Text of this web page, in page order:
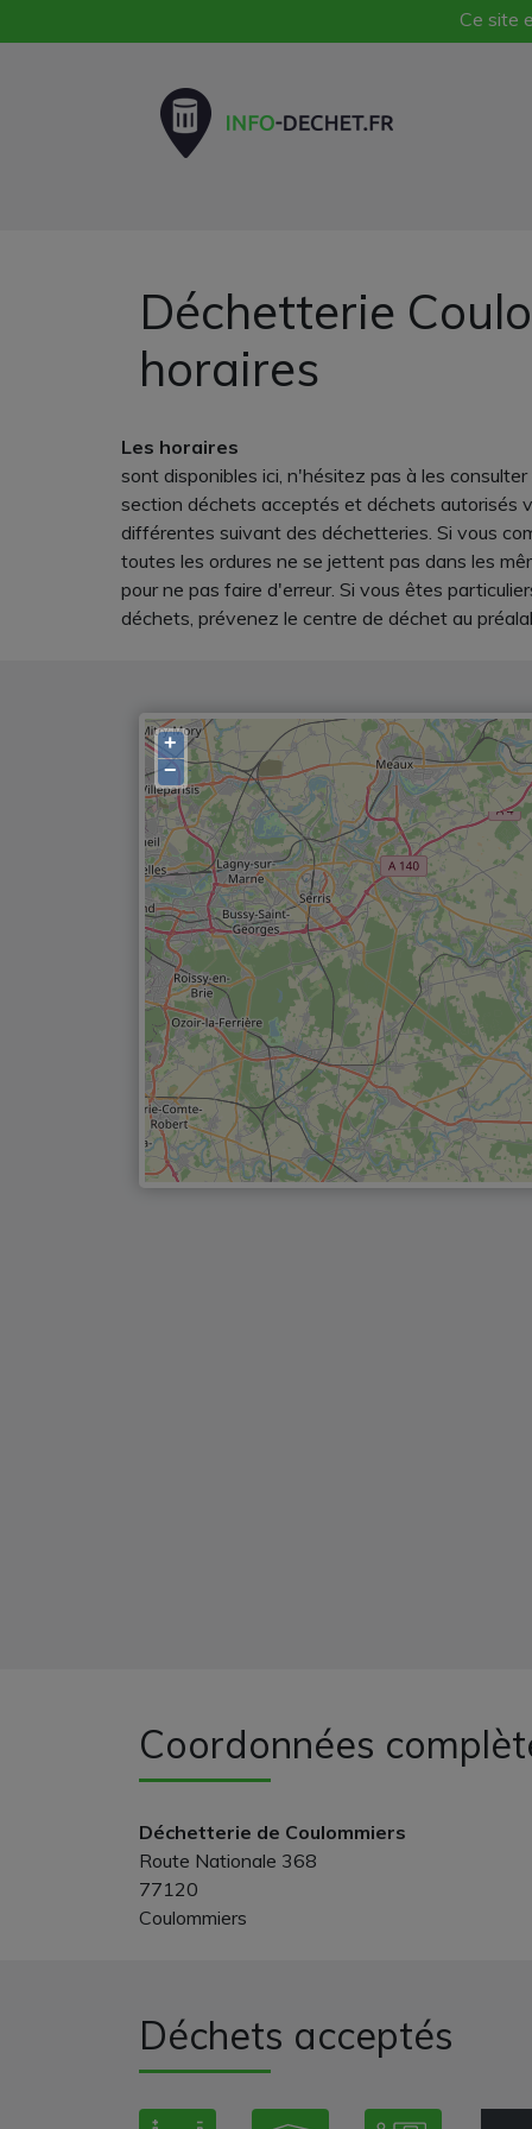
Ce site
Déchetterie
horaires
Les horaires
sont disponibles ici, n'hésitez pas à les
section déchets acceptés et déchets autorisés
différentes suivant des déchetteries. Si vous
toutes les ordures ne se jettent pas dans les
pour ne pas faire d'erreur. Si vous êtes
déchets, prévenez le centre de déchet au
+
−
Coordonnées
Déchetterie de Coulommiers
Route Nationale 368
77120
Coulommiers
Déchets acceptés